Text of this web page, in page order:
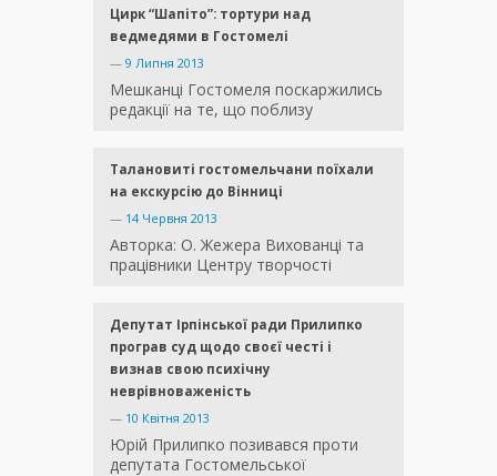
Цирк “Шапіто”: тортури над
ведмедями в Гостомелі
— 9 Липня 2013
Мешканці Гостомеля поскаржились
редакції на те, що поблизу
Талановиті гостомельчани поїхали
на екскурсію до Вінниці
— 14 Червня 2013
Авторка: О. Жежера Вихованці та
працівники Центру творчості
Депутат Ірпінської ради Прилипко
програв суд щодо своєї честі і
визнав свою психічну
неврівноваженість
— 10 Квітня 2013
Юрій Прилипко позивався проти
депутата Гостомельської